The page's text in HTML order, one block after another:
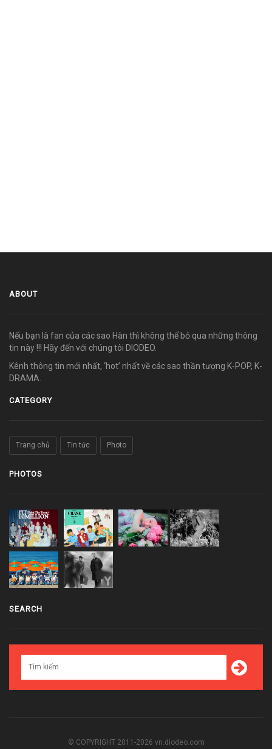
ABOUT
Nếu bạn là fan của các sao Hàn thì không thể bỏ qua những thông
tin này !!! Hãy đến với chúng tôi DIODEO.
Kênh thông tin mới nhất, ‘hot’ nhất về các sao thần tượng K-POP, K-
DRAMA.
CATEGORY
Trang chủ Tin tức Photo
PHOTOS
SEARCH
© COPYRIGHT 2011-2026 vn.diodeo.com